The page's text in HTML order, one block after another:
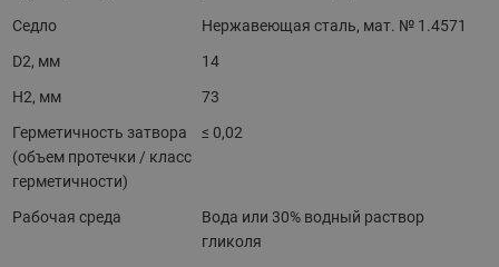
Седло
Нержавеющая сталь, мат. № 1.4571
D2, мм
14
H2, мм
73
Герметичность затвора
(объем протечки / класс
герметичности)
≤ 0,02
Рабочая среда
Вода или 30% водный раствор
гликоля